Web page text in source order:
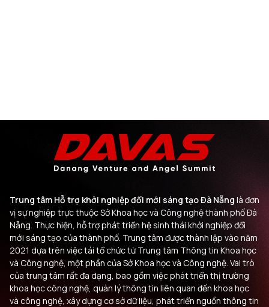
Trung tâm Hỗ trợ khởi nghiệp đổi mới sáng tạo Đà Nẵng là đơn
vị sự nghiệp trực thuộc Sở Khoa học và Công nghệ thành phố Đà
Nẵng. Thực hiện, hỗ trợ phát triển hệ sinh thái khởi nghiệp đổi
mới sáng tạo của thành phố. Trung tâm được thành lập vào năm
2021 dựa trên việc tái tổ chức từ Trung tâm Thông tin Khoa học
và Công nghệ, một phần của Sở Khoa học và Công nghệ. Vai trò
của trung tâm rất đa dạng, bao gồm việc phát triển thị trường
khoa học công nghệ, quản lý thông tin liên quan đến khoa học
và công nghệ, xây dựng cơ sở dữ liệu, phát triển nguồn thông tin